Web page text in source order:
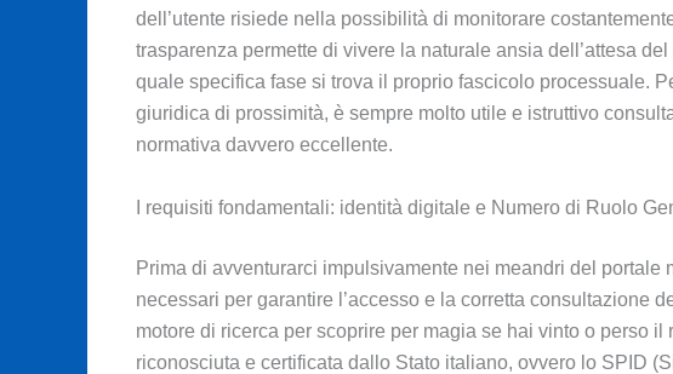
dell’utente risiede nella possibilità di monitorare
trasparenza permette di vivere la naturale ansia dell’attesa
quale specifica fase si trova il proprio fascicolo processuale.
giuridica di prossimità, è sempre molto utile e istruttivo
normativa davvero eccellente.
I requisiti fondamentali: identità digitale e Numero di Ruolo
Prima di avventurarci impulsivamente nei meandri del
necessari per garantire l’accesso e la corretta consultazione
motore di ricerca per scoprire per magia se hai vinto o perso
riconosciuta e certificata dallo Stato italiano, ovvero lo SPID